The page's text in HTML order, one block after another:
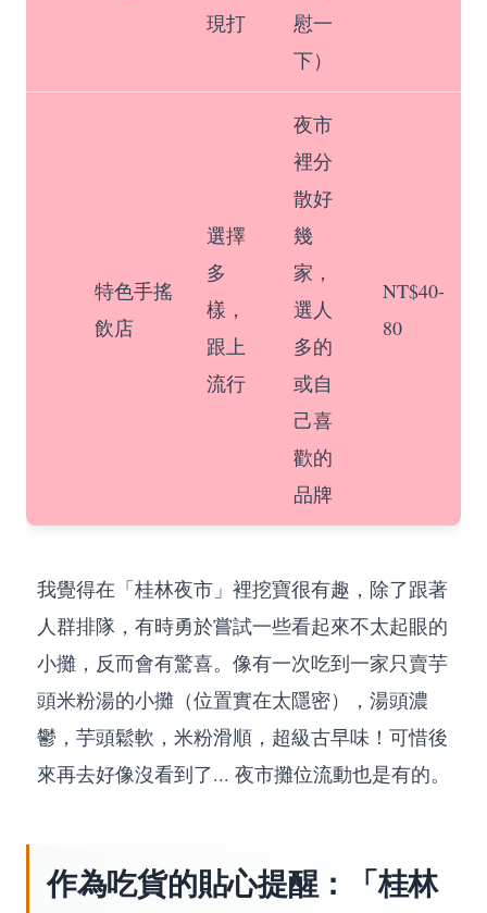
現打
慰一
下）
特色手搖
飲店
選擇
多
樣，
跟上
流行
夜市
裡分
散好
幾
家，
選人
多的
或自
己喜
歡的
品牌
NT$40-
80
我覺得在「桂林夜市」裡挖寶很有趣，除了跟著
人群排隊，有時勇於嘗試一些看起來不太起眼的
小攤，反而會有驚喜。像有一次吃到一家只賣芋
頭米粉湯的小攤（位置實在太隱密），湯頭濃
鬱，芋頭鬆軟，米粉滑順，超級古早味！可惜後
來再去好像沒看到了... 夜市攤位流動也是有的。
作為吃貨的貼心提醒：「桂林